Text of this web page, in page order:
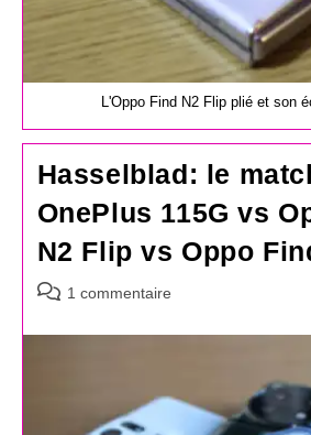
L'Oppo Find N2 Flip plié et son
Hasselblad: le
OnePlus 115G vs
N2 Flip vs Oppo
Commentaires
la
1 commentaire